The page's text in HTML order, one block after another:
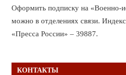
Оформить подписку на «Военно-
можно в отделениях связи.
«Пресса России» – 39887.
КОНТАКТЫ